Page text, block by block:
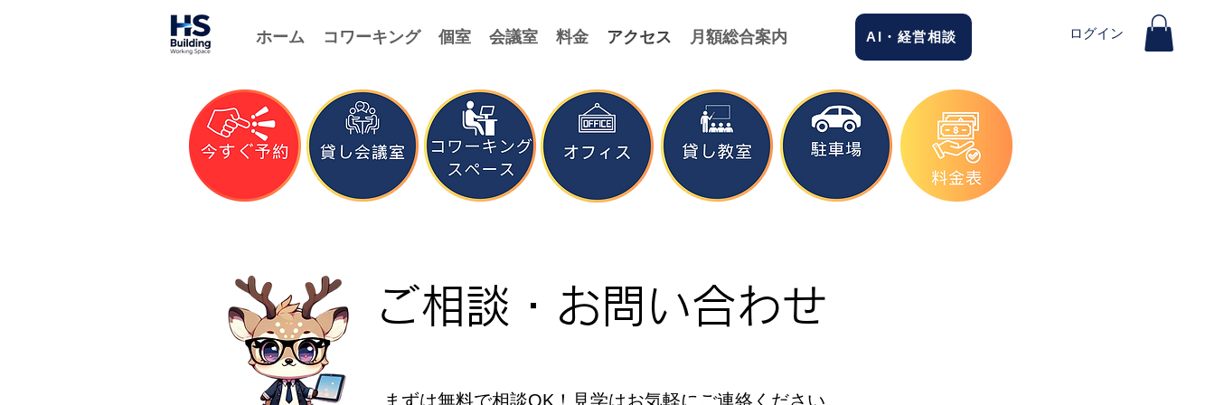
ホーム コワーキング 個室 会議室 料金 アクセス 月額総合案内 AI・経営相談 ログイン
ご相談・お問い合わせ
まずは無料で相談OK！見学はお気軽にご連絡ください。